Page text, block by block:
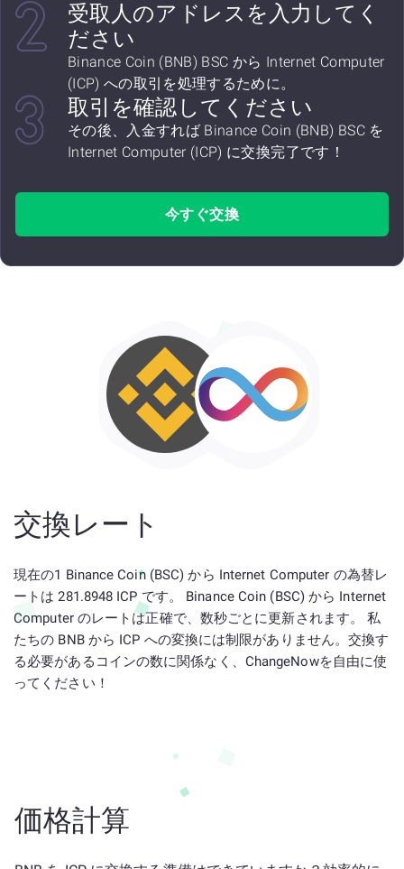
受取人のアドレスを入力してく
ださい
Binance Coin (BNB) BSC から Internet Computer
(ICP) への取引を処理するために。
取引を確認してください
その後、入金すれば Binance Coin (BNB) BSC を
Internet Computer (ICP) に交換完了です！
今すぐ交換
交換レート
現在の1 Binance Coin (BSC) から Internet Computer の為替レ
ートは 281.8948 ICP です。 Binance Coin (BSC) から Internet
Computer のレートは正確で、数秒ごとに更新されます。 私
たちの BNB から ICP への変換には制限がありません。交換す
る必要があるコインの数に関係なく、ChangeNowを自由に使
ってください！
価格計算